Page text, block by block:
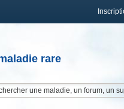
rare